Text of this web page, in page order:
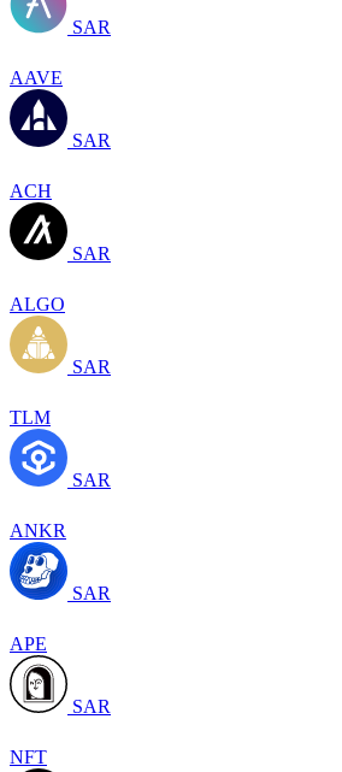
SAR
AAVE
SAR
ACH
SAR
ALGO
SAR
TLM
SAR
ANKR
SAR
APE
SAR
NFT